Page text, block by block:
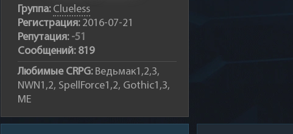
Группа: Clueless
Регистрация:2016-07-21
Репутация: -51
Сообщений:819
Любимые CRPG:Ведьмак1,2,3,
NWN1,2, SpellForce1,2, Gothic1,3,
ME